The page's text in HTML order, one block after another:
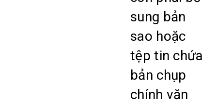
sung bản
sao hoặc
tệp tin chứa
bản chụp
chính văn